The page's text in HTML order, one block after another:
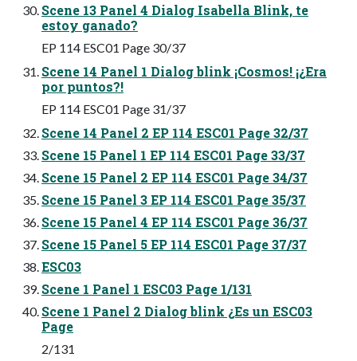
Scene 13 Panel 4 Dialog Isabella Blink, te
estoy ganado?
EP 114 ESC01 Page 30/37
Scene 14 Panel 1 Dialog blink ¡Cosmos! ¡¿Era
por puntos?!
EP 114 ESC01 Page 31/37
Scene 14 Panel 2 EP 114 ESC01 Page 32/37
Scene 15 Panel 1 EP 114 ESC01 Page 33/37
Scene 15 Panel 2 EP 114 ESC01 Page 34/37
Scene 15 Panel 3 EP 114 ESC01 Page 35/37
Scene 15 Panel 4 EP 114 ESC01 Page 36/37
Scene 15 Panel 5 EP 114 ESC01 Page 37/37
ESC03
Scene 1 Panel 1 ESC03 Page 1/131
Scene 1 Panel 2 Dialog blink ¿Es un ESC03
Page
2/131